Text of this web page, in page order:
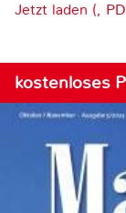
Jetzt laden (,
kostenloses